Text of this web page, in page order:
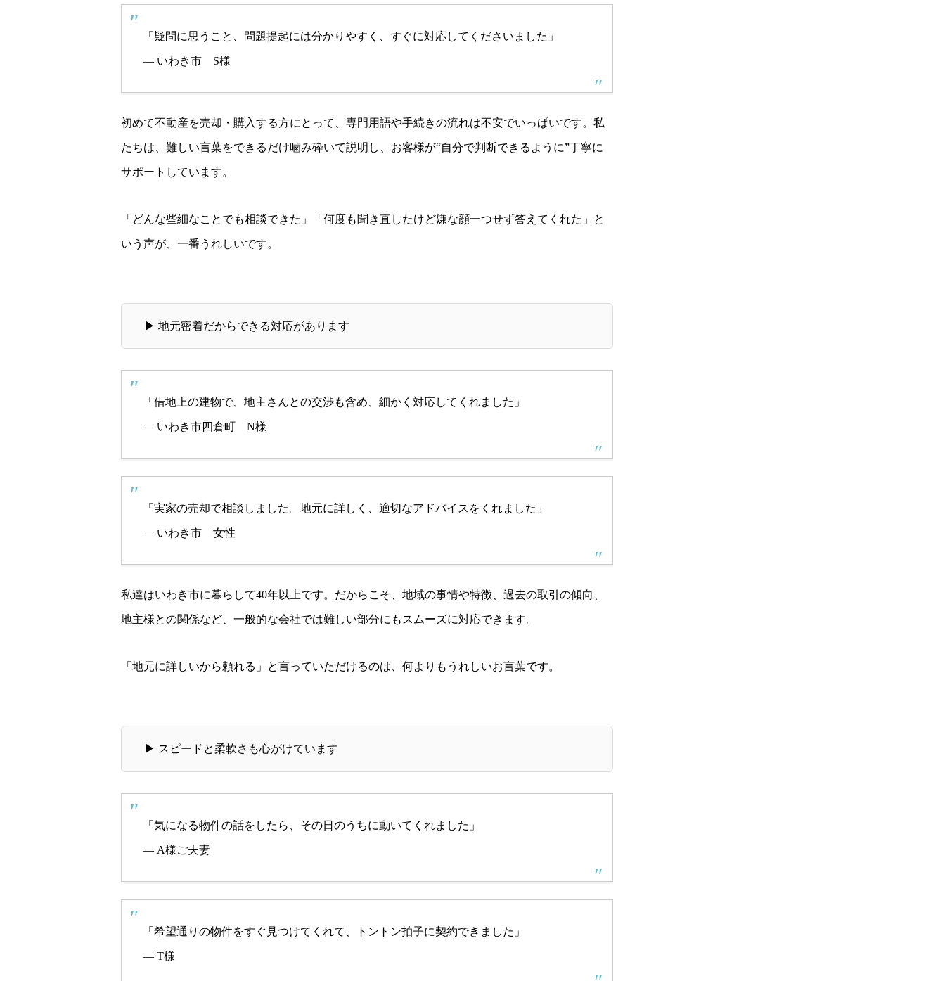
「疑問に思うこと、問題提起には分かりやすく、すぐに対応してくださいました」
— いわき市 S様
初めて不動産を売却・購入する方にとって、専門用語や手続きの流れは不安でいっぱいです。私
たちは、難しい言葉をできるだけ噛み砕いて説明し、お客様が“自分で判断できるように”丁寧に
サポートしています。
「どんな些細なことでも相談できた」「何度も聞き直したけど嫌な顔一つせず答えてくれた」と
いう声が、一番うれしいです。
▶ 地元密着だからできる対応があります
「借地上の建物で、地主さんとの交渉も含め、細かく対応してくれました」
— いわき市四倉町 N様
「実家の売却で相談しました。地元に詳しく、適切なアドバイスをくれました」
— いわき市 女性
私達はいわき市に暮らして40年以上です。だからこそ、地域の事情や特徴、過去の取引の傾向、
地主様との関係など、一般的な会社では難しい部分にもスムーズに対応できます。
「地元に詳しいから頼れる」と言っていただけるのは、何よりもうれしいお言葉です。
▶ スピードと柔軟さも心がけています
「気になる物件の話をしたら、その日のうちに動いてくれました」
— A様ご夫妻
「希望通りの物件をすぐ見つけてくれて、トントン拍子に契約できました」
— T様